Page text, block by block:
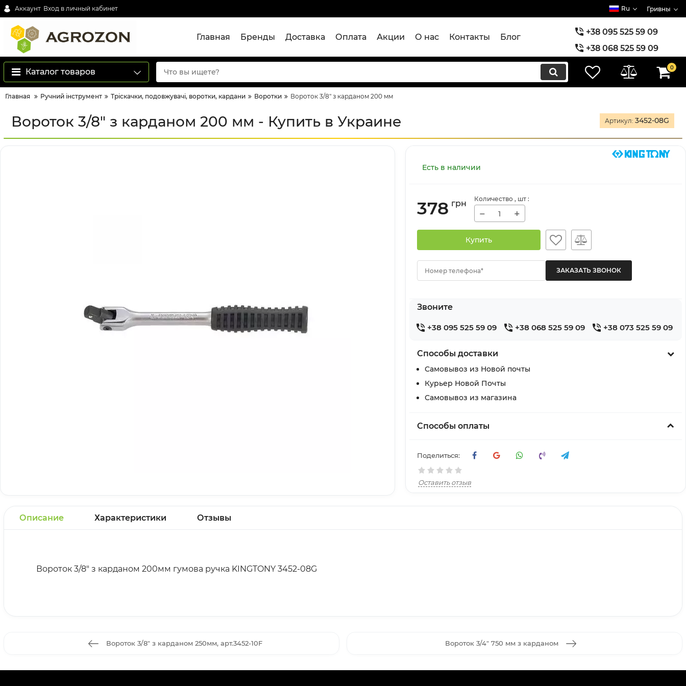
Аккаунт Вход в личный кабинет Ru Гривны
Главная Бренды Доставка Оплата Акции О нас Контакты Блог
+38 095 525 59 09
+38 068 525 59 09
+38 073 525 59 09
Каталог товаров 0
Главная Ручний інструмент Тріскачки, подовжувачі, воротки, кардани Воротки Вороток 3/8" з карданом 200 мм
Вороток 3/8" з карданом 200 мм - Купить в Украине Артикул: 3452-08G
Есть в наличии
378 грн Количество , шт :
− +
Купить
Номер телефона*
Звоните
+38 095 525 59 09 +38 068 525 59 09 +38 073 525 59 09
Способы доставки
Самовывоз из Новой почты
Курьер Новой Почты
Самовывоз из магазина
Способы оплаты
Поделиться:
Оставить отзыв
Описание Характеристики Отзывы
Вороток 3/8" з карданом 200мм гумова ручка KINGTONY 3452-08G
Вороток 3/8" з карданом 250мм, арт.3452-10F Вороток 3/4" 750 мм з карданом